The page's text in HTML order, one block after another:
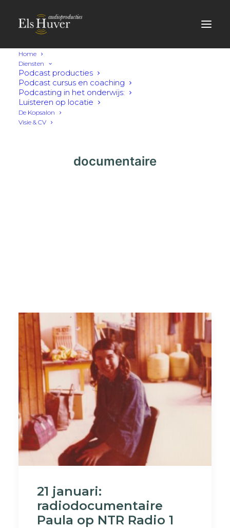
Home
Diensten
Podcast producties
Podcast cursus en coaching
Podcasting in het onderwijs:
Luisteren op locatie
De Kopsalon
Visie & CV
documentaire
21 januari:
radiodocumentaire
Paula op NTR Radio 1